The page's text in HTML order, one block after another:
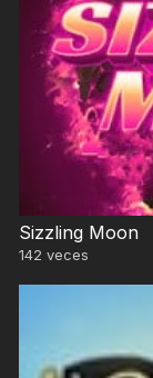
Sizzling Moon
142 veces